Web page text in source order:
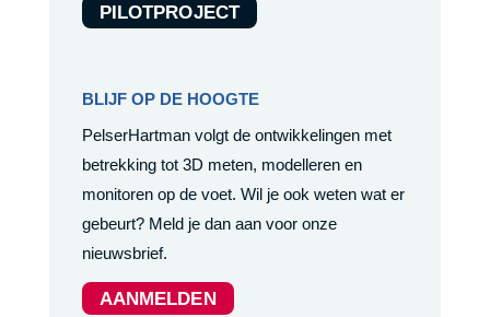
PILOTPROJECT
BLIJF OP DE HOOGTE
PelserHartman volgt de ontwikkelingen met
betrekking tot 3D meten, modelleren en
monitoren op de voet. Wil je ook weten wat er
gebeurt? Meld je dan aan voor onze
nieuwsbrief.
AANMELDEN